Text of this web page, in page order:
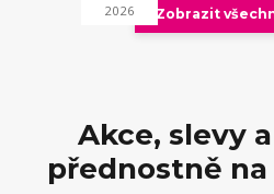
2026 Zobrazit
Akce, slevy
přednostně na